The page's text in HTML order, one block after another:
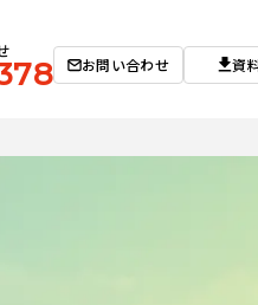
お問い合わせ 資